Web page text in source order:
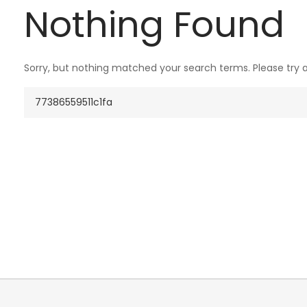
Nothing Found
Sorry, but nothing matched your search terms. Please try
Search